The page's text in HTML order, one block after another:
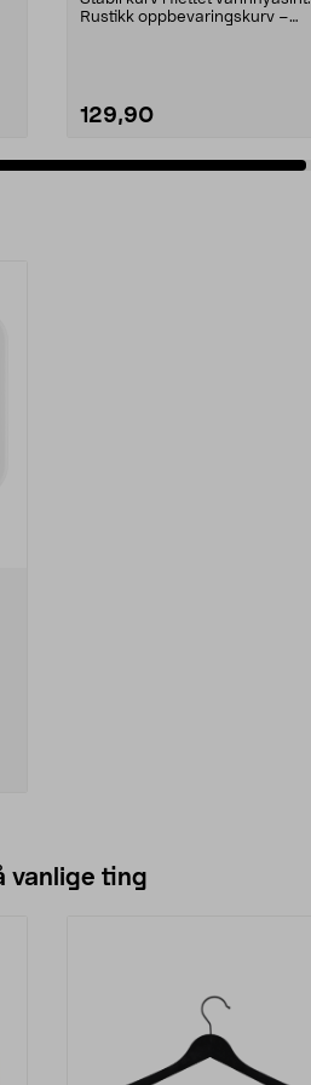
Rustikk oppbevaringskurv –
129,90
vanlige ting